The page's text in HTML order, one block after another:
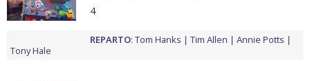
4
REPARTO: Tom Hanks Tim Allen
Annie Potts
Tony Hale